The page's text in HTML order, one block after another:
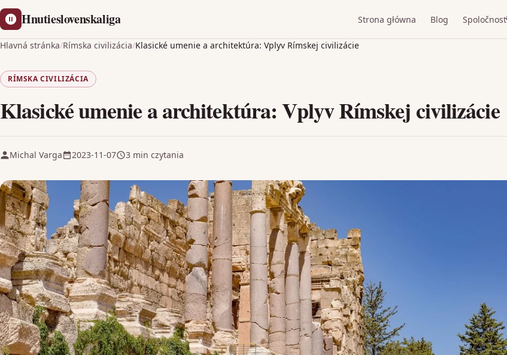
Hnutieslovenskaliga Strona główna Blog Spoločnosť
Hlavná stránka/Rímska civilizácia/Klasické umenie a architektúra: Vplyv Rímskej civilizácie
RÍMSKA CIVILIZÁCIA
Klasické umenie a architektúra: Vplyv Rímskej civilizácie
Michal Varga 2023-11-07 3 min czytania